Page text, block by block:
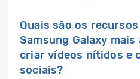
Quais são os
Samsung Galaxy
criar vídeos nítidos e
sociais?